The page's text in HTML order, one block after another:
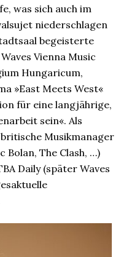
was sich auch im
niederschlagen
begeisterte
Vienna Music
Hungaricum,
»East Meets West«
für eine langjährige,
sein«. Als
Musikmanager
Bolan, The Clash, …)
Daily (später Waves